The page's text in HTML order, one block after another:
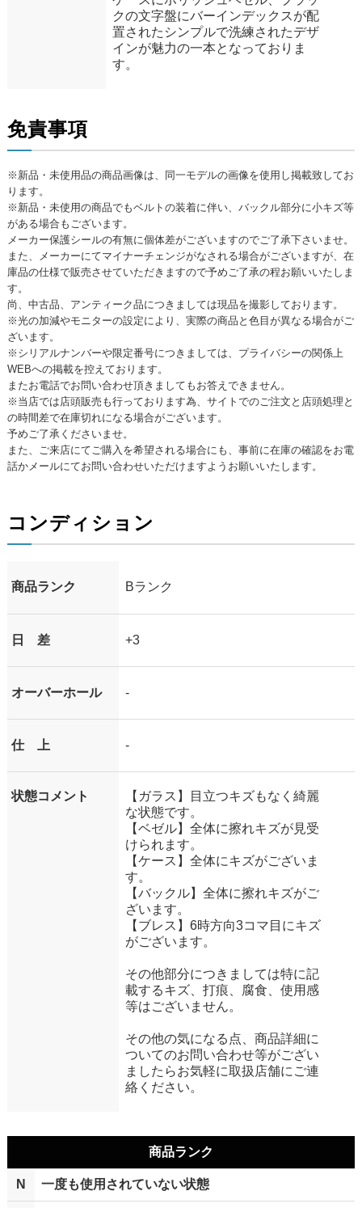
クの文字盤にバーインデックスが配
置されたシンプルで洗練されたデザ
インが魅力の一本となっておりま
す。
免責事項
※新品・未使用品の商品画像は、同一モデルの画像を使用し掲載致してお
ります。
※新品・未使用の商品でもベルトの装着に伴い、バックル部分に小キズ等
がある場合もございます。
メーカー保護シールの有無に個体差がございますのでご了承下さいませ。
また、メーカーにてマイナーチェンジがなされる場合がございますが、在
庫品の仕様で販売させていただきますので予めご了承の程お願いいたしま
す。
尚、中古品、アンティーク品につきましては現品を撮影しております。
※光の加減やモニターの設定により、実際の商品と色目が異なる場合がご
ざいます。
※シリアルナンバーや限定番号につきましては、プライバシーの関係上
WEBへの掲載を控えております。
またお電話でお問い合わせ頂きましてもお答えできません。
※当店では店頭販売も行っております為、サイトでのご注文と店頭処理と
の時間差で在庫切れになる場合がございます。
予めご了承くださいませ。
また、ご来店にてご購入を希望される場合にも、事前に在庫の確認をお電
話かメールにてお問い合わせいただけますようお願いいたします。
コンディション
商品ランク Bランク
日 差 +3
オーバーホール -
仕 上 -
状態コメント
【ガラス】目立つキズもなく綺麗
な状態です。
【ベゼル】全体に擦れキズが見受
けられます。
【ケース】全体にキズがございま
す。
【バックル】全体に擦れキズがご
ざいます。
【ブレス】6時方向3コマ目にキズ
がございます。
その他部分につきましては特に記
載するキズ、打痕、腐食、使用感
等はございません。
その他の気になる点、商品詳細に
ついてのお問い合わせ等がござい
ましたらお気軽に取扱店舗にご連
絡ください。
商品ランク
N 一度も使用されていない状態